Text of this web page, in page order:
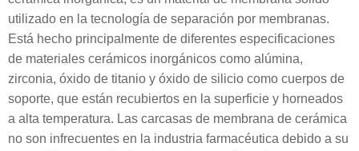
utilizado en la tecnología de separación por membranas.
Está hecho principalmente de diferentes especificaciones
de materiales cerámicos inorgánicos como alúmina,
zirconia, óxido de titanio y óxido de silicio como cuerpos de
soporte, que están recubiertos en la superficie y horneados
a alta temperatura. Las carcasas de membrana de cerámica
no son infrecuentes en la industria farmacéutica debido a su